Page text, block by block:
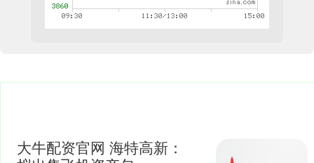
大牛配资官网 海特高新：